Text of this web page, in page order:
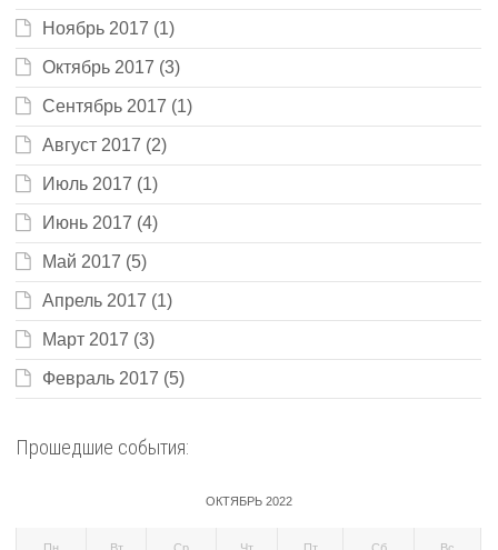
Ноябрь 2017 (1)
Октябрь 2017 (3)
Сентябрь 2017 (1)
Август 2017 (2)
Июль 2017 (1)
Июнь 2017 (4)
Май 2017 (5)
Апрель 2017 (1)
Март 2017 (3)
Февраль 2017 (5)
Прошедшие события:
ОКТЯБРЬ 2022